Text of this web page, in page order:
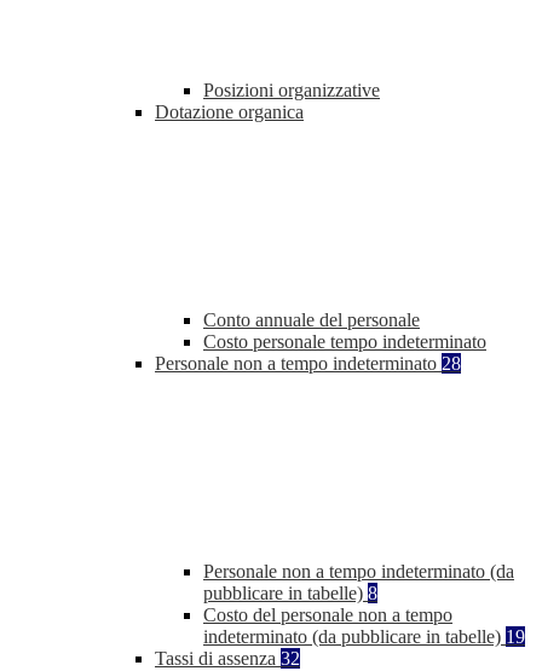
Posizioni organizzative
Dotazione organica
Conto annuale del personale
Costo personale tempo indeterminato
Personale non a tempo indeterminato 28
Personale non a tempo indeterminato (da
pubblicare in tabelle) 8
Costo del personale non a tempo
indeterminato (da pubblicare in tabelle) 19
Tassi di assenza 32